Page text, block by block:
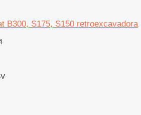
B300, S175, S150 retroexcavadora